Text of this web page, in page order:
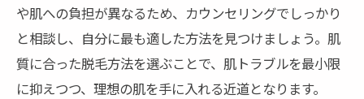
や肌への負担が異なるため、カウンセリングでしっかり
と相談し、自分に最も適した方法を見つけましょう。肌
質に合った脱毛方法を選ぶことで、肌トラブルを最小限
に抑えつつ、理想の肌を手に入れる近道となります。